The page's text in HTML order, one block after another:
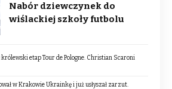
Nabór dziewczynek do
wiślackiej szkoły futbolu
etap Tour de Pologne. Christian Scaroni
w Krakowie Ukrainkę i już usłyszał zarzut.